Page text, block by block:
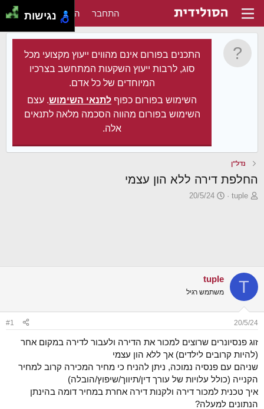
התחבר הירשם
התכנים בפורום אינם מהווים ייעוץ מקצועי מכל
סוג, לרבות ייעוץ השקעות המתחשב בצרכיו
המיוחדים של כל אדם.
השימוש בפורום כפוף לתנאי השימוש. עצם
השימוש בפורום מהווה הסכמה מלאה לתנאים
אלה.
נדל"ן
החלפת דירה ללא הון עצמי
פ
א
tuple
פ
ר
י
20/5/24
T
tuple
משתמש רגיל
20/5/24
#1
זוג פנסיונרים שרוצים למכור את הדירה ולעבור לדירה במקום אחר
(להיות קרובים לילדים) אך ללא הון עצמי
שניהם עם פנסיה נמוכה, ניתן להניח כי מחיר המכירה קרוב למחיר
הקנייה (כולל עלויות של עורך דין/תיווך/שיפוץ/הובלה)
איך טכנית למכור דירה ולקנות דירה אחרת במחיר דומה בהינתן
הנתונים למעלה?
נגישות